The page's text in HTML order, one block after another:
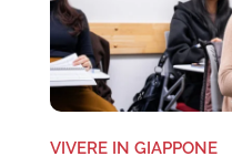
VIVERE IN GIAPPONE